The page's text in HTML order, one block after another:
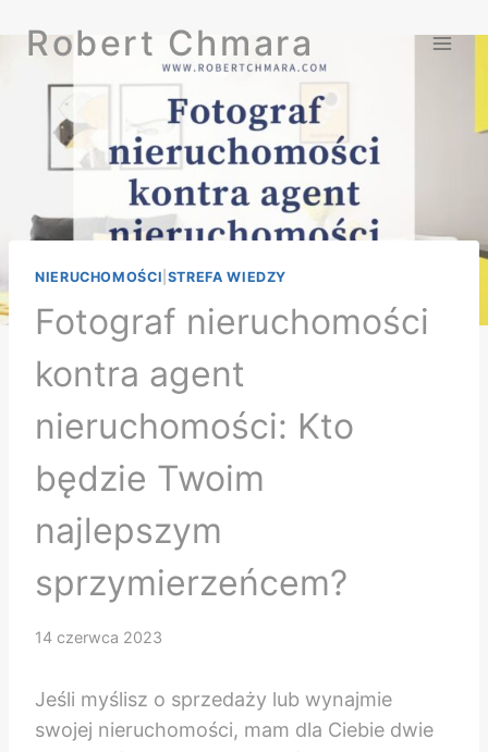
Robert Chmara
NIERUCHOMOŚCI STREFA WIEDZY
Fotograf nieruchomości
kontra agent
nieruchomości: Kto
będzie Twoim
najlepszym
sprzymierzeńcem?
14 czerwca 2023
Jeśli myślisz o sprzedaży lub wynajmie
swojej nieruchomości, mam dla Ciebie dwie